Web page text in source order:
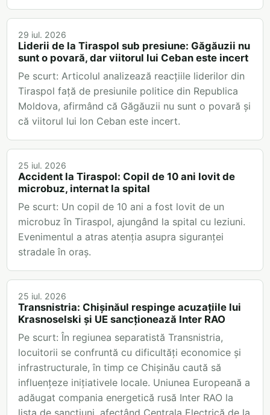
29 iul. 2026
Liderii de la Tiraspol sub presiune: Găgăuzii nu
sunt o povară, dar viitorul lui Ceban este incert
Pe scurt: Articolul analizează reacțiile liderilor din
Tiraspol față de presiunile politice din Republica
Moldova, afirmând că Găgăuzii nu sunt o povară și
că viitorul lui Ion Ceban este incert.
25 iul. 2026
Accident la Tiraspol: Copil de 10 ani lovit de
microbuz, internat la spital
Pe scurt: Un copil de 10 ani a fost lovit de un
microbuz în Tiraspol, ajungând la spital cu leziuni.
Evenimentul a atras atenția asupra siguranței
stradale în oraș.
25 iul. 2026
Transnistria: Chișinăul respinge acuzațiile lui
Krasnoselski și UE sancționează Inter RAO
Pe scurt: În regiunea separatistă Transnistria,
locuitorii se confruntă cu dificultăți economice și
infrastructurale, în timp ce Chișinău caută să
influențeze inițiativele locale. Uniunea Europeană a
adăugat compania energetică rusă Inter RAO la